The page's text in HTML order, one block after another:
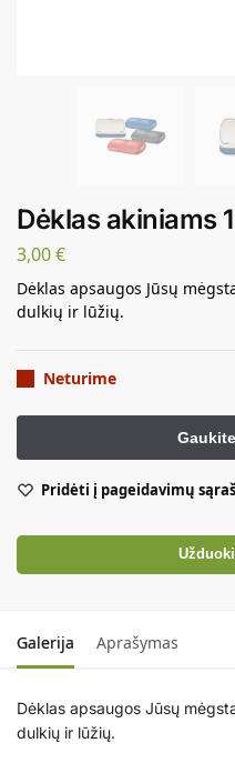
Dėklas akiniams
3,00€
Dėklas apsaugos Jūsų
dulkių ir lūžių.
Neturime
Pridėti į pageidavimų
Galerija Aprašymas
Dėklas apsaugos Jūsų
dulkių ir lūžių.